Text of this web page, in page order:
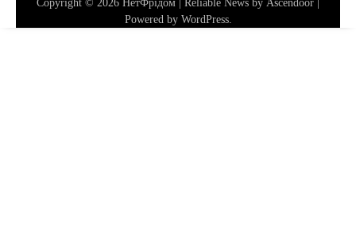
Copyright © 2026 НетФрідом | Reliable News by Ascendoor
Powered by WordPress.